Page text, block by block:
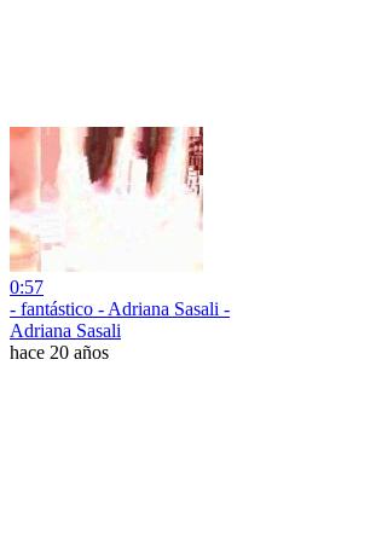
0:57
- fantástico - Adriana Sasali -
Adriana Sasali
hace 20 años